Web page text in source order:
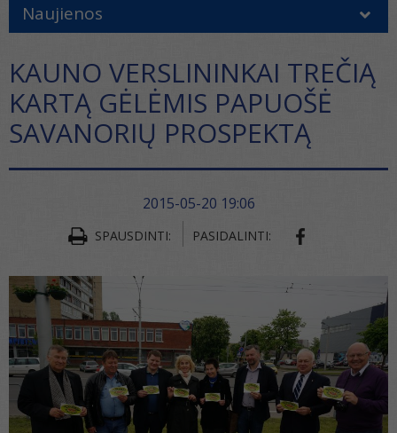
Naujienos
KAUNO VERSLININKAI TREČIĄ
KARTĄ GĖLĖMIS PAPUOŠĖ
SAVANORIŲ PROSPEKTĄ
2015-05-20 19:06
SPAUSDINTI: PASIDALINTI: